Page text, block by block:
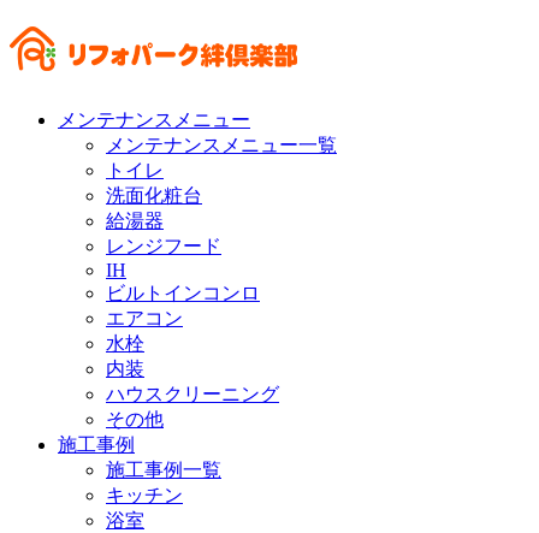
メンテナンスメニュー
メンテナンスメニュー一覧
トイレ
洗面化粧台
給湯器
レンジフード
IH
ビルトインコンロ
エアコン
水栓
内装
ハウスクリーニング
その他
施工事例
施工事例一覧
キッチン
浴室